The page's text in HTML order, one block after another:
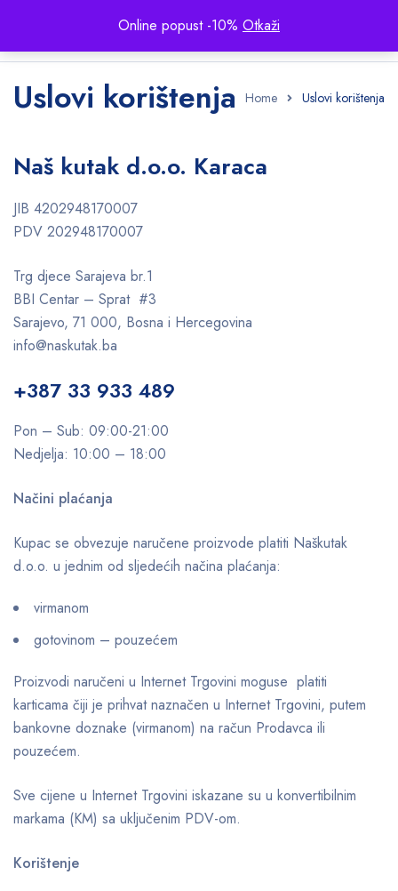
Online popust -10% Otkaži
Home Uslovi korištenja
Uslovi korištenja
Naš kutak d.o.o. Karaca
JIB 4202948170007
PDV 202948170007
Trg djece Sarajeva br.1
BBI Centar – Sprat #3
Sarajevo, 71 000, Bosna i Hercegovina
info@naskutak.ba
+387 33 933 489
Pon – Sub: 09:00-21:00
Nedjelja: 10:00 – 18:00
Načini plaćanja
Kupac se obvezuje naručene proizvode platiti Naškutak
d.o.o. u jednim od sljedećih načina plaćanja:
virmanom
gotovinom – pouzećem
Proizvodi naručeni u Internet Trgovini moguse platiti
karticama čiji je prihvat naznačen u Internet Trgovini, putem
bankovne doznake (virmanom) na račun Prodavca ili
pouzećem.
Sve cijene u Internet Trgovini iskazane su u konvertibilnim
markama (KM) sa uključenim PDV-om.
Korištenje